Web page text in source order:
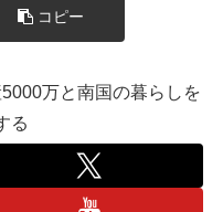
コピー
万と南国の暮らしを
る